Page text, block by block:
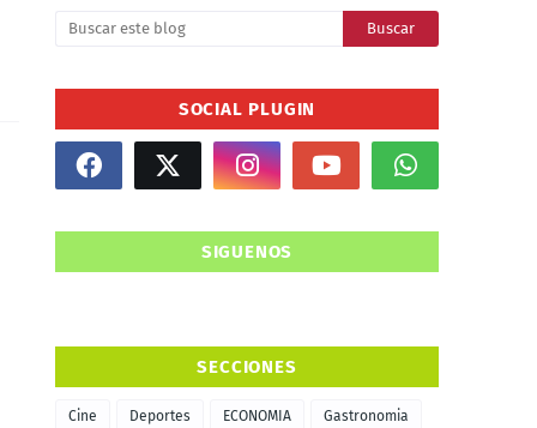
SOCIAL PLUGIN
SIGUENOS
SECCIONES
Cine Deportes ECONOMIA Gastronomia